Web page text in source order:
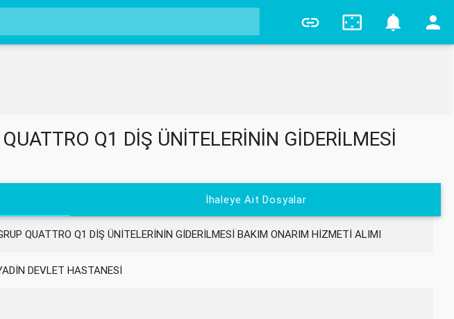
Q1 DİŞ ÜNİTELERİNİN GİDERİLMESİ
İhaleye Ait Dosyalar
QUATTRO Q1 DİŞ ÜNİTELERİNİN GİDERİLMESİ BAKIM ONARIM HİZMETİ ALIMI
DEVLET HASTANESİ